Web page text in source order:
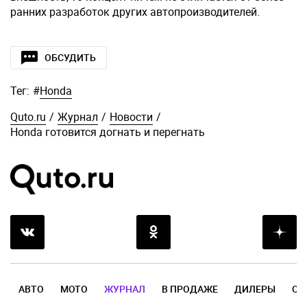
ранних разработок других автопроизводителей.
ОБСУДИТЬ
Тег: #Honda
Quto.ru / Журнал / Новости /
Honda готовится догнать и перегнать
АВТО МОТО ЖУРНАЛ В ПРОДАЖЕ ДИЛЕРЫ